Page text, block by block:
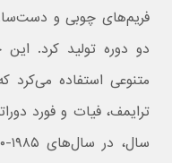
فریم‌های چوبی و
متنوعی استفاده می‌کرد